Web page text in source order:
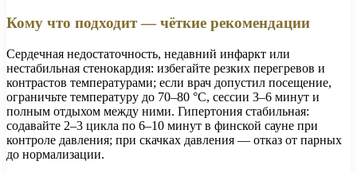
Кому что подходит — чёткие рекомендации
Сердечная недостаточность, недавний инфаркт или
нестабильная стенокардия: избегайте резких перегревов и
контрастов температурами; если врач допустил посещение,
ограничьте температуру до 70–80 °C, сессии 3–6 минут и
полным отдыхом между ними. Гипертония стабильная:
содавайте 2–3 цикла по 6–10 минут в финской сауне при
контроле давления; при скачках давления — отказ от парных
до нормализации.